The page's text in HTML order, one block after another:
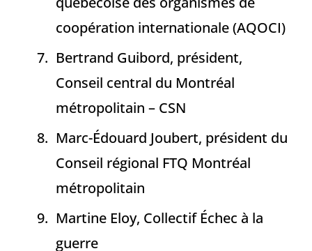
coopération internationale (AQOCI)
Bertrand Guibord, président,
Conseil central du Montréal
métropolitain – CSN
Marc-Édouard Joubert, président du
Conseil régional FTQ Montréal
métropolitain
Martine Eloy, Collectif Échec à la
guerre